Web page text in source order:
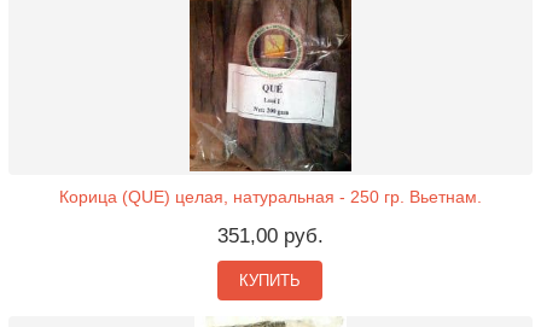
Корица (QUE) целая, натуральная - 250 гр. Вьетнам.
351,00 руб.
КУПИТЬ